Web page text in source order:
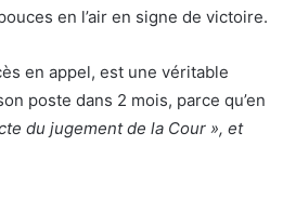
en l’air en signe de victoire.
en appel, est une véritable
poste dans 2 mois, parce qu’en
du jugement de la Cour », et